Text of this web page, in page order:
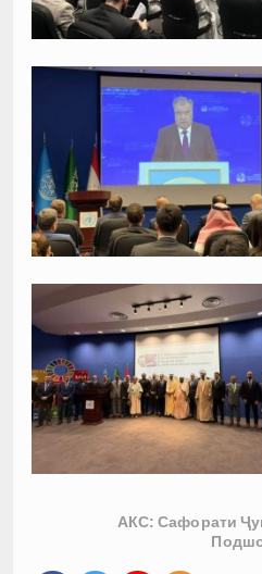
АКС: Сафорати